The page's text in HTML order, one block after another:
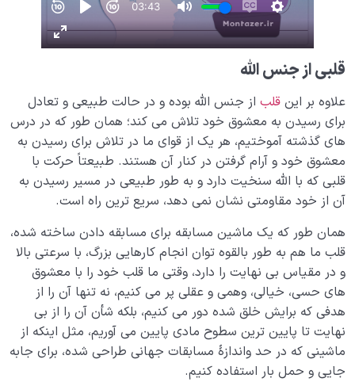
قلبی از جنس الله
علاوه بر این قلب از جنس الله بوده و در حالت طبیعی و تعادل
برای رسیدن به معشوق خود تلاش می کند؛ همان طور که در درس
های گذشته آموختیم، هر یک از قوای ما در تلاش برای رسیدن به
معشوق خود و آرام گرفتن در کنار آن هستند. طبیعتاً حرکت با
قلبی که با الله سنخیت دارد و به طور طبیعی در مسیر رسیدن به
آن از خود مقاومتی نشان نمی دهد، سریع ترین راه است.
همان طور که یک ماشین مسابقه برای مسابقه دادن ساخته شده،
قلب ما هم به طور بالقوه توان انجام کارهایی بزرگ، با سرعتی بالا
و در مقیاس بی نهایت را دارد، وقتی ما قلب خود را با معشوق
های حسی، خیالی، وهمی و عقلی پر می کنیم، نه تنها آن را از
هدفی که برایش خلق شده دور می کنیم، بلکه شأن آن را از بی
نهایت تا پایین ترین سطوح مادی پایین می آوریم، مثل اینکه از
ماشینی که در حد واندازۀ مسابقات جهانی طراحی شده، برای جابه
جایی و حمل بار استفاده کنیم.